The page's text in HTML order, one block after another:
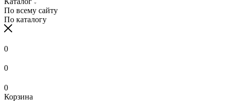
По всему сайту
По каталогу
0
0
0
Корзина